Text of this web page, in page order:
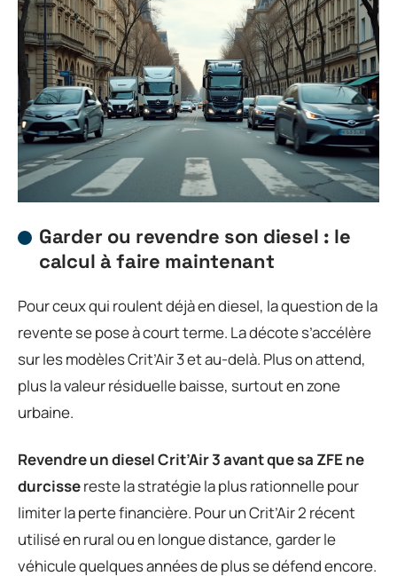
Garder ou revendre son diesel : le
calcul à faire maintenant
Pour ceux qui roulent déjà en diesel, la question de la
revente se pose à court terme. La décote s’accélère
sur les modèles Crit’Air 3 et au-delà. Plus on attend,
plus la valeur résiduelle baisse, surtout en zone
urbaine.
Revendre un diesel Crit’Air 3 avant que sa ZFE ne
durcissereste la stratégie la plus rationnelle pour
limiter la perte financière. Pour un Crit’Air 2 récent
utilisé en rural ou en longue distance, garder le
véhicule quelques années de plus se défend encore.